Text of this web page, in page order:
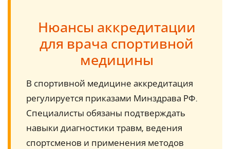
Нюансы аккредитации
для врача спортивной
медицины
В спортивной медицине аккредитация
регулируется приказами Минздрава РФ.
Специалисты обязаны подтверждать
навыки диагностики травм, ведения
спортсменов и применения методов